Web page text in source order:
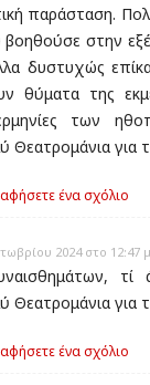
παράσταση.
στην
δυστυχώς
θύματα της
των
για
ένα σχόλιο
2024 στο 12:47
τί
για
ένα σχόλιο